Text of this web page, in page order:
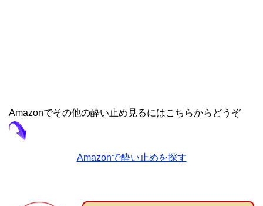
Amazonでその他の酔い止め見るにはこちらからどうぞ
Amazonで酔い止めを探す